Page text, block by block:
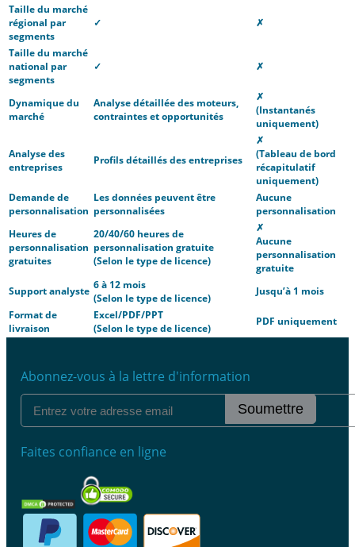
Taille du marché
régional par
segments
✓ ✗
Taille du marché
national par
segments
✓ ✗
Dynamique du
marché
Analyse détaillée des moteurs,
contraintes et opportunités
✗
(Instantanés
uniquement)
Analyse des
entreprises
Profils détaillés des entreprises
✗
(Tableau de bord
récapitulatif
uniquement)
Demande de
personnalisation
Les données peuvent être
personnalisées
Aucune
personnalisation
Heures de
personnalisation
gratuites
20/40/60 heures de
personnalisation gratuite
(Selon le type de licence)
✗
Aucune
personnalisation
gratuite
Support analyste 6 à 12 mois
(Selon le type de licence)
Jusqu’à 1 mois
Format de
livraison
Excel/PDF/PPT
(Selon le type de licence)
PDF uniquement
Abonnez-vous à la lettre d'information
Soumettre
Faites confiance en ligne